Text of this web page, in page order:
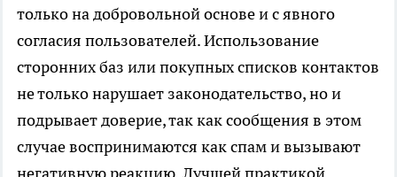
только на добровольной основе и с явного
согласия пользователей. Использование
сторонних баз или покупных списков контактов
не только нарушает законодательство, но и
подрывает доверие, так как сообщения в этом
случае воспринимаются как спам и вызывают